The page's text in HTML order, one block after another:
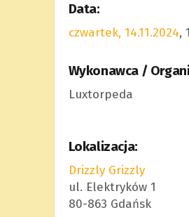
Data:
czwartek, 14.11.2024,
Wykonawca /
Luxtorpeda
Lokalizacja:
Drizzly Grizzly
ul. Elektryków 1
80-863 Gdańsk